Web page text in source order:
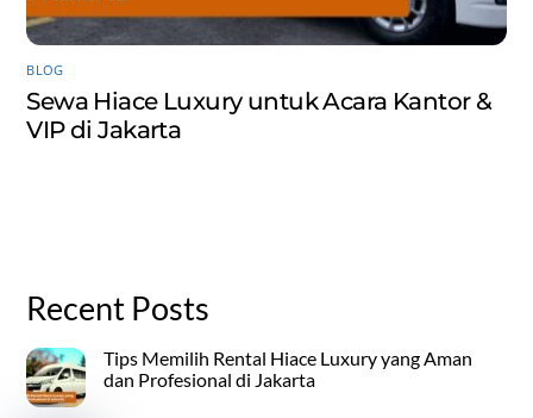
BLOG
Sewa Hiace Luxury untuk Acara Kantor &
VIP di Jakarta
Recent Posts
Tips Memilih Rental Hiace Luxury yang Aman
dan Profesional di Jakarta